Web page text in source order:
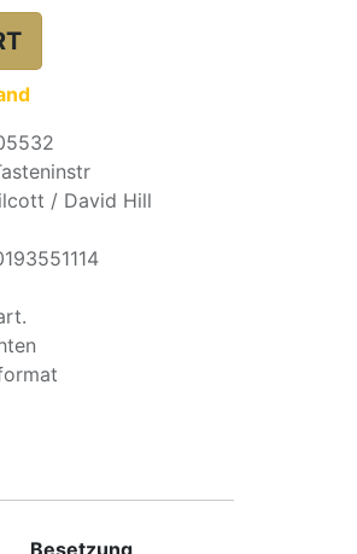
/ David Hill
Besetzung